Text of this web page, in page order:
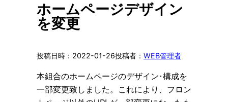
ホームページデザイン
を変更
2022-01-26 WEB管理者
本組合のホームページのデザイン･構成を
一部変更致しました。これにより、フロン